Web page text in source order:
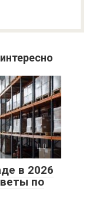
0
в 2026
по